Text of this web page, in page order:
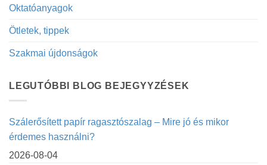
Oktatóanyagok
Ötletek, tippek
Szakmai újdonságok
LEGUTÓBBI BLOG BEJEGYYZÉSEK
Szálerősített papír ragasztószalag – Mire jó és mikor
érdemes használni?
2026-08-04